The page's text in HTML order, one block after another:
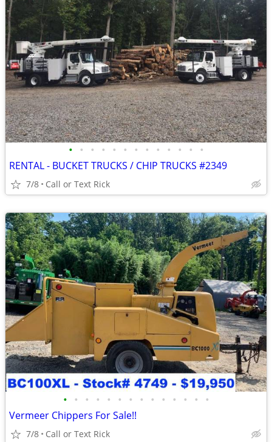
• • • • • • • • • • • • •
RENTAL - BUCKET TRUCKS / CHIP TRUCKS #2349
7/8 Call or Text Rick
• • • • • • • • • • • • • •
Vermeer Chippers For Sale!!
7/8 Call or Text Rick